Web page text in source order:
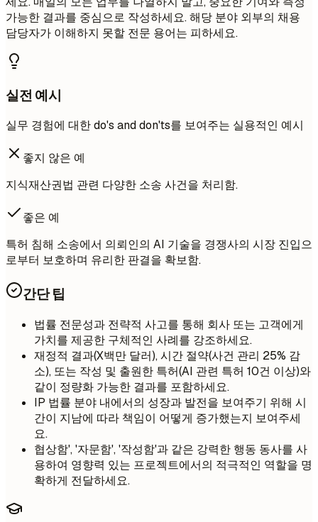
가능한 결과를 중심으로 작성하세요. 해당 분야 외부의 채용
담당자가 이해하지 못할 전문 용어는 피하세요.
실전 예시
실무 경험에 대한 do's and don'ts를 보여주는 실용적인 예시
좋지 않은 예
지식재산권법 관련 다양한 소송 사건을 처리함.
좋은 예
특허 침해 소송에서 의뢰인의 AI 기술을 경쟁사의 시장 진입으
로부터 보호하며 유리한 판결을 확보함.
간단 팁
법률 전문성과 전략적 사고를 통해 회사 또는 고객에게
가치를 제공한 구체적인 사례를 강조하세요.
재정적 결과(X백만 달러), 시간 절약(사건 관리 25% 감
소), 또는 작성 및 출원한 특허(AI 관련 특허 10건 이상)와
같이 정량화 가능한 결과를 포함하세요.
IP 법률 분야 내에서의 성장과 발전을 보여주기 위해 시
간이 지남에 따라 책임이 어떻게 증가했는지 보여주세
요.
협상함', '자문함', '작성함'과 같은 강력한 행동 동사를 사
용하여 영향력 있는 프로젝트에서의 적극적인 역할을 명
확하게 전달하세요.